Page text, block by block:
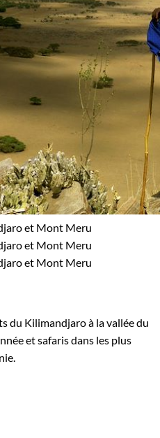
du Kilimandjaro à la vallée du
et safaris dans les plus